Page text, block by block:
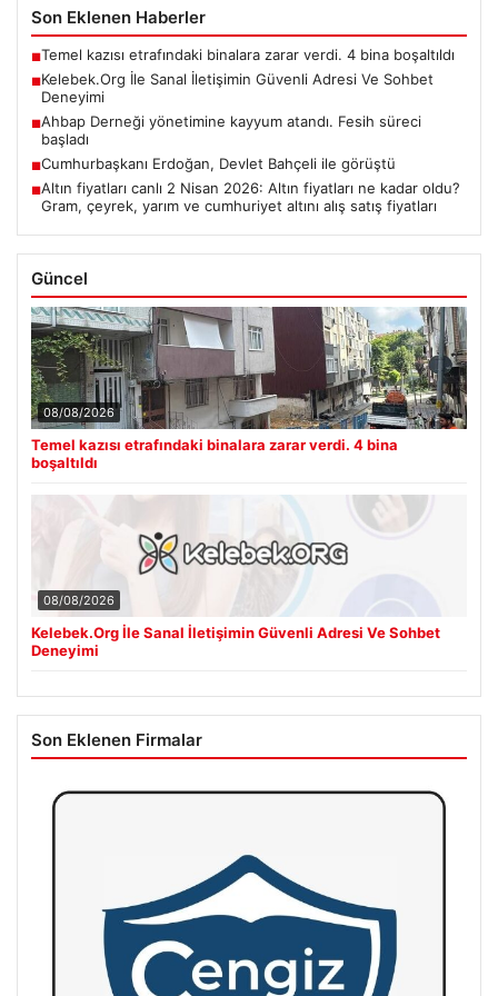
Son Eklenen Haberler
■Temel kazısı etrafındaki binalara zarar verdi. 4 bina boşaltıldı
■Kelebek.Org İle Sanal İletişimin Güvenli Adresi Ve Sohbet
Deneyimi
■Ahbap Derneği yönetimine kayyum atandı. Fesih süreci
başladı
■Cumhurbaşkanı Erdoğan, Devlet Bahçeli ile görüştü
■Altın fiyatları canlı 2 Nisan 2026: Altın fiyatları ne kadar oldu?
Gram, çeyrek, yarım ve cumhuriyet altını alış satış fiyatları
Güncel
08/08/2026
Temel kazısı etrafındaki binalara zarar verdi. 4 bina
boşaltıldı
08/08/2026
Kelebek.Org İle Sanal İletişimin Güvenli Adresi Ve Sohbet
Deneyimi
Son Eklenen Firmalar